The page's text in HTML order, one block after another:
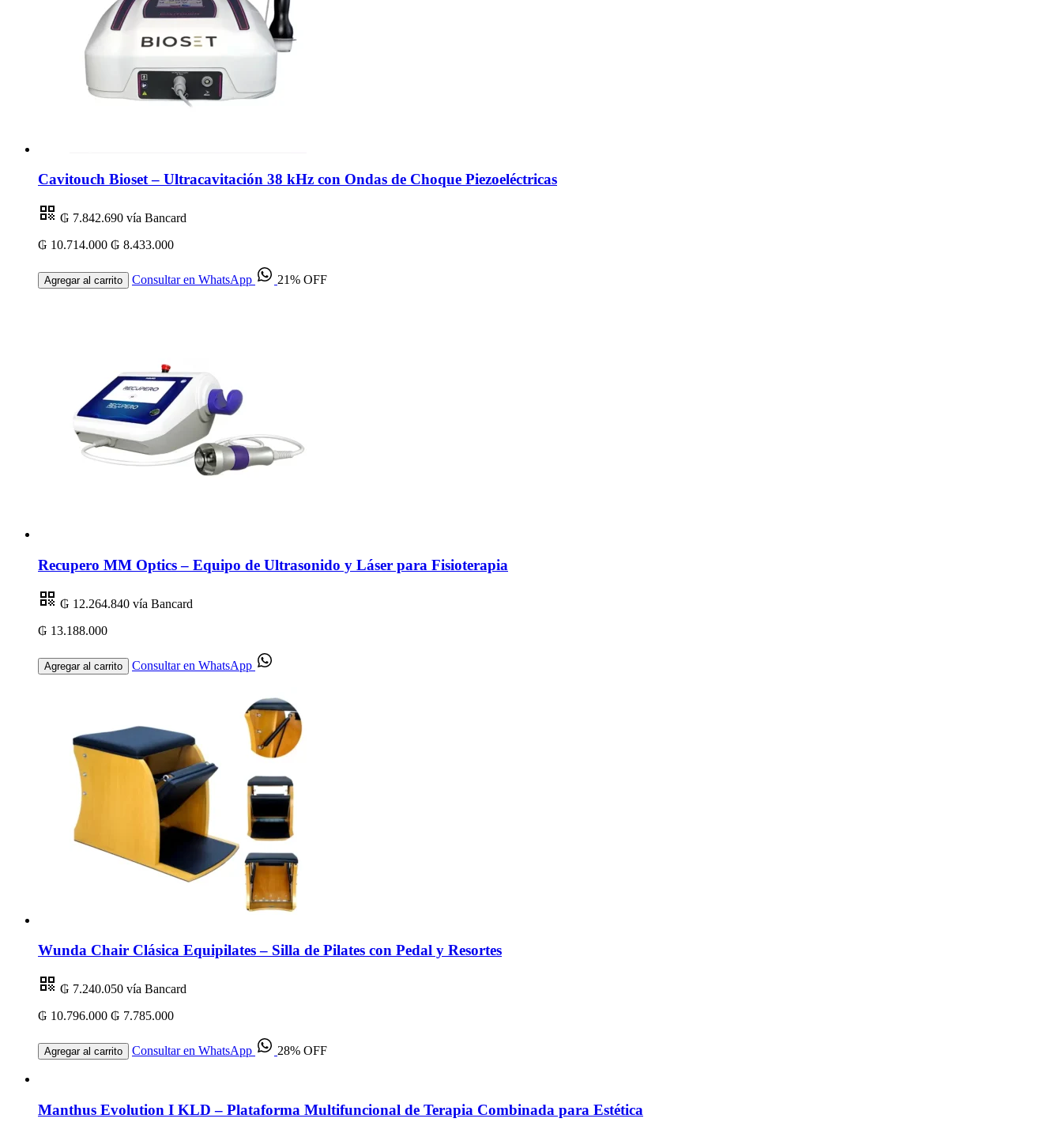
Cavitouch Bioset – Ultracavitación 38 kHz con Ondas de Choque Piezoeléctricas
₲ 7.842.690 vía Bancard
₲ 10.714.000 ₲ 8.433.000
Agregar al carrito Consultar en WhatsApp 21% OFF
Recupero MM Optics – Equipo de Ultrasonido y Láser para Fisioterapia
₲ 12.264.840 vía Bancard
₲ 13.188.000
Agregar al carrito Consultar en WhatsApp
Wunda Chair Clásica Equipilates – Silla de Pilates con Pedal y Resortes
₲ 7.240.050 vía Bancard
₲ 10.796.000 ₲ 7.785.000
Agregar al carrito Consultar en WhatsApp 28% OFF
Manthus Evolution I KLD – Plataforma Multifuncional de Terapia Combinada para Estética